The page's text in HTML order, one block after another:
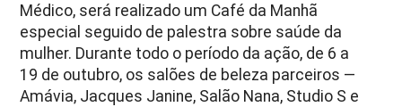
Médico, será realizado um Café da Manhã
especial seguido de palestra sobre saúde da
mulher. Durante todo o período da ação, de 6 a
19 de outubro, os salões de beleza parceiros —
Amávia, Jacques Janine, Salão Nana, Studio S e